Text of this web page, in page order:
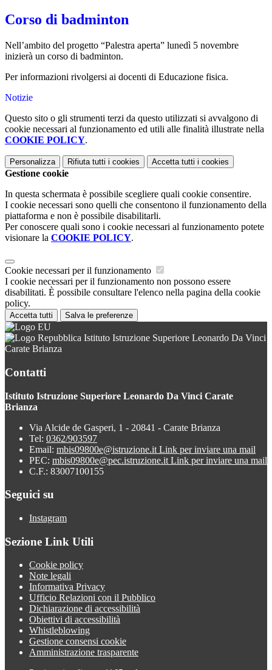
Corso di badminton
Nell’ambito del progetto “Palestra aperta” lunedì 5 novembre
inizierà un corso di badminton.
Per informazioni rivolgersi ai docenti di Educazione fisica.
Notizie
Questo sito o gli strumenti terzi da questo utilizzati si avvalgono di
cookie necessari al funzionamento ed utili alle finalità illustrate nella
COOKIE POLICY.
Personalizza Rifiuta tutti i cookies Accetta tutti i cookies
Gestione cookie
In questa schermata è possibile scegliere quali cookie consentire.
I cookie necessari sono quelli che consentono il funzionamento della
piattaforma e non è possibile disabilitarli.
Per conoscere quali sono i cookie necessari al funzionamento potete
visionare la COOKIE POLICY.
Cookie necessari per il funzionamento
I cookie necessari per il funzionamento non possono essere
disabilitati. È possibile consultare l'elenco nella pagina della cookie
policy.
Accetta tutti Salva le preferenze
Istituto Istruzione Superiore Leonardo Da Vinci
Carate Brianza
Contatti
Istituto Istruzione Superiore Leonardo Da Vinci Carate
Brianza
Via Alcide de Gasperi, 1 - 20841 - Carate Brianza
Tel: 0362/903597
Email: mbis09800e@istruzione.it Link per inviare una mail
PEC: mbis09800e@pec.istruzione.it Link per inviare una mail
C.F.: 83007100155
Seguici su
Instagram
Sezione Link Utili
Cookie policy
Note legali
Informativa Privacy
Ufficio Relazioni con il Pubblico
Dichiarazione di accessibilità
Obiettivi di accessibilità
Whistleblowing
Gestione consensi cookie
Amministrazione trasparente